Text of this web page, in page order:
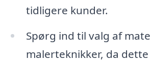
tidligere kunder.
Spørg ind til valg af
malerteknikker, da